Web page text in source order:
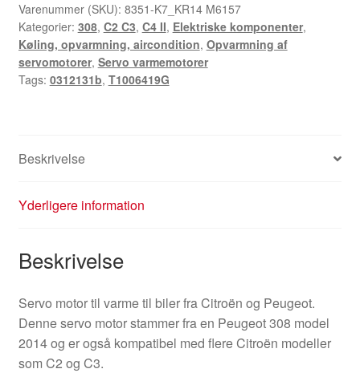
Varenummer (SKU): 8351-K7_KR14 M6157
Kategorier: 308, C2 C3, C4 II, Elektriske komponenter,
Køling, opvarmning, aircondition, Opvarmning af
servomotorer, Servo varmemotorer
Tags: 0312131b, T1006419G
Beskrivelse
Yderligere information
Beskrivelse
Servo motor til varme til biler fra Citroën og Peugeot.
Denne servo motor stammer fra en Peugeot 308 model
2014 og er også kompatibel med flere Citroën modeller
som C2 og C3.